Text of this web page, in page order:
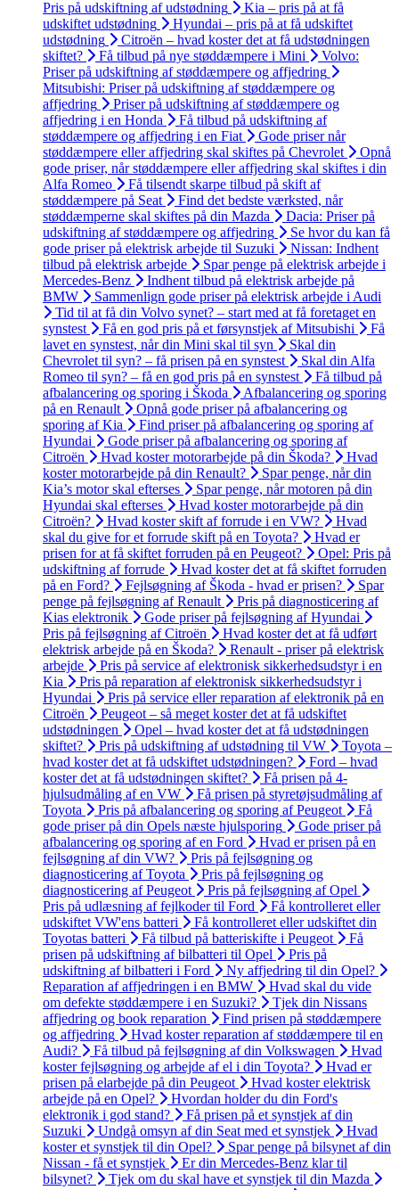
Pris på udskiftning af udstødning
Kia – pris på at få
udskiftet udstødning
Hyundai – pris på at få udskiftet
udstødning
Citroën – hvad koster det at få udstødningen
skiftet?
Få tilbud på nye støddæmpere i Mini
Volvo:
Priser på udskiftning af støddæmpere og affjedring
Mitsubishi: Priser på udskiftning af støddæmpere og
affjedring
Priser på udskiftning af støddæmpere og
affjedring i en Honda
Få tilbud på udskiftning af
støddæmpere og affjedring i en Fiat
Gode priser når
støddæmpere eller affjedring skal skiftes på Chevrolet
Opnå
gode priser, når støddæmpere eller affjedring skal skiftes i din
Alfa Romeo
Få tilsendt skarpe tilbud på skift af
støddæmpere på Seat
Find det bedste værksted, når
støddæmperne skal skiftes på din Mazda
Dacia: Priser på
udskiftning af støddæmpere og affjedring
Se hvor du kan få
gode priser på elektrisk arbejde til Suzuki
Nissan: Indhent
tilbud på elektrisk arbejde
Spar penge på elektrisk arbejde i
Mercedes-Benz
Indhent tilbud på elektrisk arbejde på
BMW
Sammenlign gode priser på elektrisk arbejde i Audi
Tid til at få din Volvo synet? – start med at få foretaget en
synstest
Få en god pris på et førsynstjek af Mitsubishi
Få
lavet en synstest, når din Mini skal til syn
Skal din
Chevrolet til syn? – få prisen på en synstest
Skal din Alfa
Romeo til syn? – få en god pris på en synstest
Få tilbud på
afbalancering og sporing i Škoda
Afbalancering og sporing
på en Renault
Opnå gode priser på afbalancering og
sporing af Kia
Find priser på afbalancering og sporing af
Hyundai
Gode priser på afbalancering og sporing af
Citroën
Hvad koster motorarbejde på din Škoda?
Hvad
koster motorarbejde på din Renault?
Spar penge, når din
Kia’s motor skal efterses
Spar penge, når motoren på din
Hyundai skal efterses
Hvad koster motorarbejde på din
Citroën?
Hvad koster skift af forrude i en VW?
Hvad
skal du give for et forrude skift på en Toyota?
Hvad er
prisen for at få skiftet forruden på en Peugeot?
Opel: Pris på
udskiftning af forrude
Hvad koster det at få skiftet forruden
på en Ford?
Fejlsøgning af Škoda - hvad er prisen?
Spar
penge på fejlsøgning af Renault
Pris på diagnosticering af
Kias elektronik
Gode priser på fejlsøgning af Hyundai
Pris på fejlsøgning af Citroën
Hvad koster det at få udført
elektrisk arbejde på en Škoda?
Renault - priser på elektrisk
arbejde
Pris på service af elektronisk sikkerhedsudstyr i en
Kia
Pris på reparation af elektronisk sikkerhedsudstyr i
Hyundai
Pris på service eller reparation af elektronik på en
Citroën
Peugeot – så meget koster det at få udskiftet
udstødningen
Opel – hvad koster det at få udstødningen
skiftet?
Pris på udskiftning af udstødning til VW
Toyota –
hvad koster det at få udskiftet udstødningen?
Ford – hvad
koster det at få udstødningen skiftet?
Få prisen på 4-
hjulsudmåling af en VW
Få prisen på styretøjsudmåling af
Toyota
Pris på afbalancering og sporing af Peugeot
Få
gode priser på din Opels næste hjulsporing
Gode priser på
afbalancering og sporing af en Ford
Hvad er prisen på en
fejlsøgning af din VW?
Pris på fejlsøgning og
diagnosticering af Toyota
Pris på fejlsøgning og
diagnosticering af Peugeot
Pris på fejlsøgning af Opel
Pris på udlæsning af fejlkoder til Ford
Få kontrolleret eller
udskiftet VW'ens batteri
Få kontrolleret eller udskiftet din
Toyotas batteri
Få tilbud på batteriskifte i Peugeot
Få
prisen på udskiftning af bilbatteri til Opel
Pris på
udskiftning af bilbatteri i Ford
Ny affjedring til din Opel?
Reparation af affjedringen i en BMW
Hvad skal du vide
om defekte støddæmpere i en Suzuki?
Tjek din Nissans
affjedring og book reparation
Find prisen på støddæmpere
og affjedring
Hvad koster reparation af støddæmpere til en
Audi?
Få tilbud på fejlsøgning af din Volkswagen
Hvad
koster fejlsøgning og arbejde af el i din Toyota?
Hvad er
prisen på elarbejde på din Peugeot
Hvad koster elektrisk
arbejde på en Opel?
Hvordan holder du din Ford's
elektronik i god stand?
Få prisen på et synstjek af din
Suzuki
Undgå omsyn af din Seat med et synstjek
Hvad
koster et synstjek til din Opel?
Spar penge på bilsynet af din
Nissan - få et synstjek
Er din Mercedes-Benz klar til
bilsynet?
Tjek om du skal have et synstjek til din Mazda